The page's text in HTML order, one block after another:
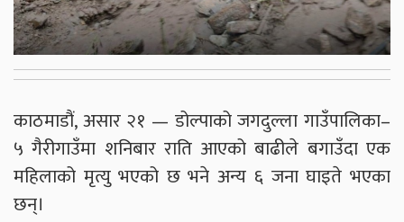
काठमाडौं, असार २१ — डोल्पाको जगदुल्ला गाउँपालिका–
५ गैरीगाउँमा शनिबार राति आएको बाढीले बगाउँदा एक
महिलाको मृत्यु भएको छ भने अन्य ६ जना घाइते भएका
छन्।